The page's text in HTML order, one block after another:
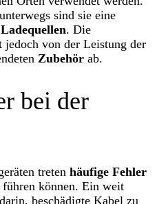
sind sie eine
. Die
von der Leistung der
Zubehör ab.
bei der
treten häufige Fehler
können. Ein weit
beschädigte Kabel zu